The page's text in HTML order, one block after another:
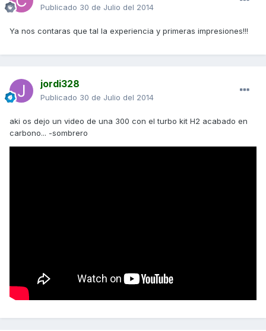
Publicado 30 de Julio del 2014
Ya nos contaras que tal la experiencia y primeras impresiones!!!
jordi328
Publicado 30 de Julio del 2014
aki os dejo un video de una 300 con el turbo kit H2 acabado en
carbono... -sombrero